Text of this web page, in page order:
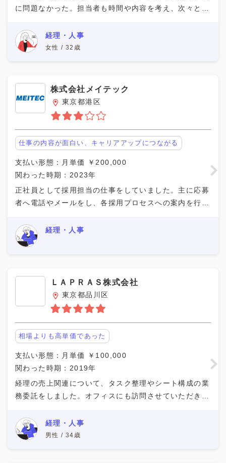
に問題なかった。担当者も時間や内容を考え、次々と仕
った業務内容】 新しいイベントサービスについての
経理・人事
女性 / 32歳
株式会社メイテック
東京都港区
仕事の内容が面白い、キャリアアップにつながる
支払い形態：月単価 ￥200,000
関わった時期：2023年
正社員として採用担当の仕事をしていました。主に応募
者へ電話やメールをし、各採用プロセスへの案内を行っ
募から内定承諾までの対応を一貫して行うので、応募者
経理・人事
ＬＡＰＲＡＳ株式会社
東京都品川区
相場よりも高単価であった
支払い形態：月単価 ￥100,000
関わった時期：2019年
経理の売上関連について、タスク整理やシート構成の業
務委託をしました。オフィスにも訪問させていただき、
ったです。 また相場よりも条件が良い単価であったの
経理・人事
男性 / 34歳